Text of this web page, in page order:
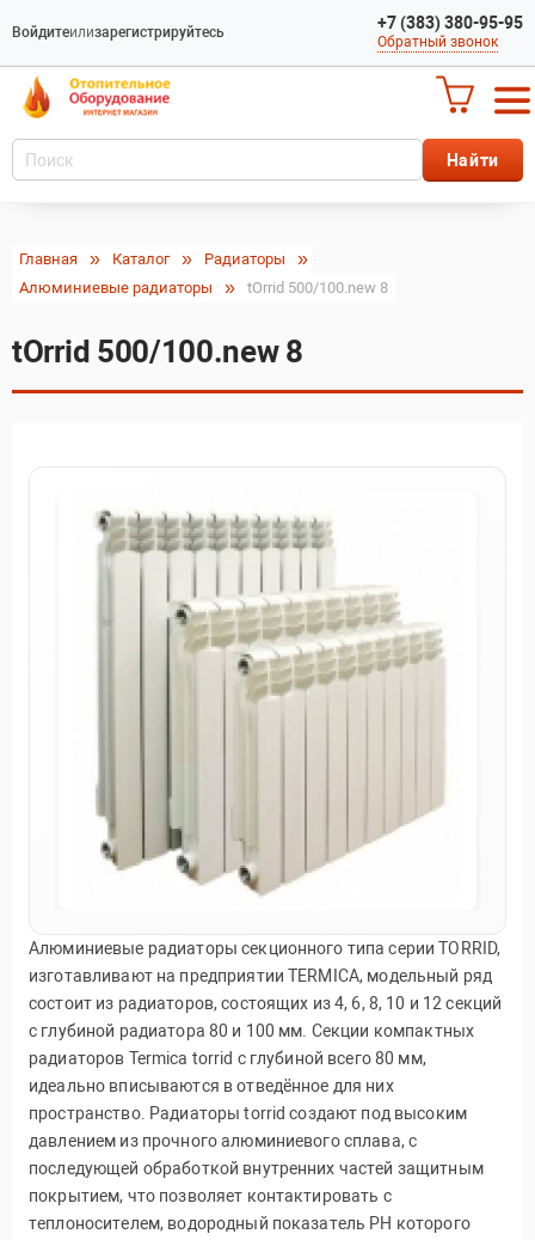
Войдитеилизарегистрируйтесь +7 (383) 380-95-95
Обратный звонок
Главная Каталог
Радиаторы
Алюминиевые радиаторы
tOrrid 500/100.new 8
tOrrid 500/100.new 8
Алюминиевые радиаторы секционного типа серии TORRID,
изготавливают на предприятии TERMICA, модельный ряд
состоит из радиаторов, состоящих из 4, 6, 8, 10 и 12 секций
с глубиной радиатора 80 и 100 мм. Секции компактных
радиаторов Termica torrid с глубиной всего 80 мм,
идеально вписываются в отведённое для них
пространство. Радиаторы torrid создают под высоким
давлением из прочного алюминиевого сплава, с
последующей обработкой внутренних частей защитным
покрытием, что позволяет контактировать с
теплоносителем, водородный показатель PH которого